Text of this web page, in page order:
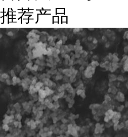
推荐产品